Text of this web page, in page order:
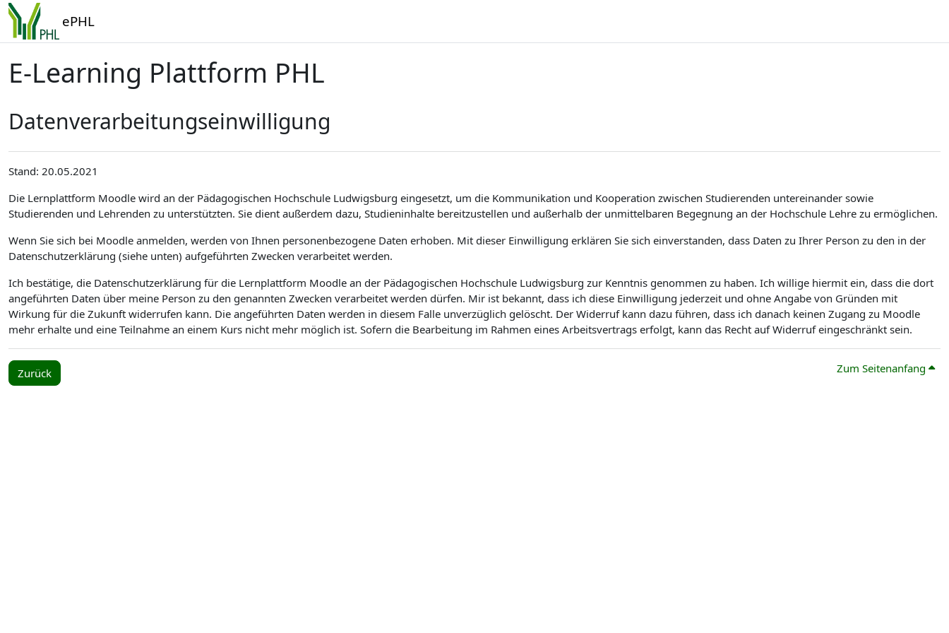
Zum Hauptinhalt
ePHL
E-Learning Plattform PHL
Datenverarbeitungseinwilligung
Stand: 20.05.2021
Die Lernplattform Moodle wird an der Pädagogischen Hochschule Ludwigsburg eingesetzt, um die Kommunikation und Kooperation zwischen Studierenden untereinander sowie
Studierenden und Lehrenden zu unterstützten. Sie dient außerdem dazu, Studieninhalte bereitzustellen und außerhalb der unmittelbaren Begegnung an der Hochschule Lehre zu ermöglichen.
Wenn Sie sich bei Moodle anmelden, werden von Ihnen personenbezogene Daten erhoben. Mit dieser Einwilligung erklären Sie sich einverstanden, dass Daten zu Ihrer Person zu den in der
Datenschutzerklärung (siehe unten) aufgeführten Zwecken verarbeitet werden.
Ich bestätige, die Datenschutzerklärung für die Lernplattform Moodle an der Pädagogischen Hochschule Ludwigsburg zur Kenntnis genommen zu haben. Ich willige hiermit ein, dass die dort
angeführten Daten über meine Person zu den genannten Zwecken verarbeitet werden dürfen. Mir ist bekannt, dass ich diese Einwilligung jederzeit und ohne Angabe von Gründen mit
Wirkung für die Zukunft widerrufen kann. Die angeführten Daten werden in diesem Falle unverzüglich gelöscht. Der Widerruf kann dazu führen, dass ich danach keinen Zugang zu Moodle
mehr erhalte und eine Teilnahme an einem Kurs nicht mehr möglich ist. Sofern die Bearbeitung im Rahmen eines Arbeitsvertrags erfolgt, kann das Recht auf Widerruf eingeschränkt sein.
Zurück Zum Seitenanfang